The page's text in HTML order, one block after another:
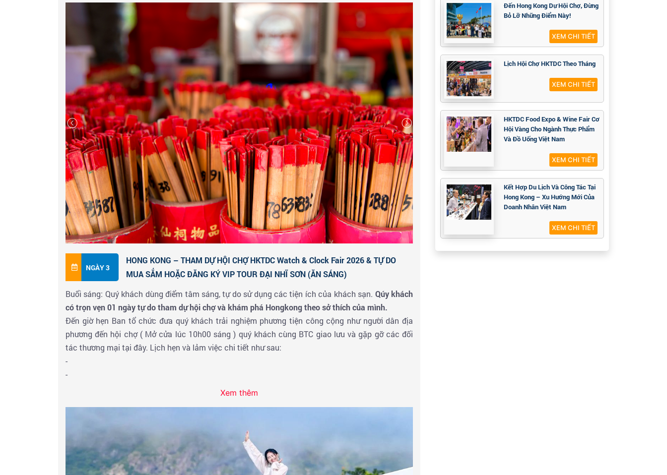
Buổi chiều : 15h00 kết thúc chương trình làm việc, Ban tổ chức đón đoàn tham quan thành phố
✓ Đại Lộ Ngôi Sao
nơi có chiều dài gần nửa km gắn 100 ngôi sao in dấu vân tay, chữ ký của các
nhân vật nổi tiếng Hồng Kông kết hợp chụp hình nơi đẹp nhất HongKong & mua sắm tại
Trung
Tâm Sản Xuất Vàng Bạc Đá Quý,Trung Tâm DFS miễn thuếvới các mặt hàng đồng hồ hiệu nổi
tiếng.
✓ Tham quan Khu văn hóa Tây Cửu Long- là trung tâm văn hóa nghệ thuật đang trên đà phát
triển với nhiều khu biểu diễn và triển lãm, không gian mở xanh tươi cùng lối dạo ven bờ rất lý tưởng
để ngắm cảnh hoàng hôn hay đi dạo lúc đêm về. Nơi đây hiện tập trung ba tụ điểm văn hóa mới
đầy thú vị và sắp tới sẽ mở thêm nhiều địa điểm khác.
✓Tham quan mua sắm tạiLangham Place- Đây là một trong những trung tâm lớn nhất ở Mong
Kok và có hơn 200 trăm cửa hàng. Phần thú vị nhất của Langham Place là thang cuốn dài 83 mét,
đây cũng là thang cuốn trong nhà dài nhất ở Hồng Kông.
✓ Khám phá ẩm thực đường phố Hong Kong tại Chợ Quý Bà (Ladies' Market)– thiên đường mua
sắm giá rẻ và nổi tiếng hàng đầu tại Hồng Kông. Quý khách thỏa sức mua sắm, tự do thưởng thức
các món ăn hấp dẫn như bánh cá, bánh bao hay thịt xiên,…cũng như cảm nhận sự náo nhiệt, sống
động của phố chợ về đêm.
Đoàn ăn tối tại nhà hàng về khách sạn 4 sao nghỉ ngơi
NGÀY 3
HONG KONG – THAM DỰ HỘI CHỢ HKTDC Watch & Clock Fair 2026 & TỰ DO
MUA SẮM HOẶC ĐĂNG KÝ VIP TOUR ĐẠI NHĨ SƠN (ĂN SÁNG)
Buổi sáng: Quý khách dùng điểm tâm sáng, tự do sử dụng các tiện ích của khách sạn. Qúy khách
có trọn vẹn 01 ngày tự do tham dự hội chợ và khám phá Hongkong theo sở thích của mình.
Đến giờ hẹn Ban tổ chức đưa quý khách trải nghiệm phương tiện công cộng như người dân địa
phương đến hội chợ ( Mở cửa lúc 10h00 sáng ) quý khách cùng BTC giao lưu và gặp gỡ các đối
tác thương mại tại đây. Lịch hẹn và lảm việc chi tiết như sau:
-
-
Buổi chiều : HDV đưa quý khách tham quan và mua sắm trải nghiệm Hongkong
Hoặc có thể đăng ký VIPTOUR: Tham quan ĐẠI NHĨ SƠN- có bức tượng Phật Thích Ca lớn nhất
châu Á. Quý khách chinh phục hệ thống cáp treo hiện đại dài nhất thế giới ngắm nhìn toàn cảnh
Xem thêm
Đến Hong Kong Dự Hội Chợ, Đừng
Bỏ Lỡ Những Điểm Này!
XEM CHI TIẾT
Lịch Hội Chợ HKTDC Theo Tháng
XEM CHI TIẾT
HKTDC Food Expo & Wine Fair Cơ
Hội Vàng Cho Ngành Thực Phẩm
Và Đồ Uống Việt Nam
XEM CHI TIẾT
Kết Hợp Du Lịch Và Công Tác Tại
Hong Kong – Xu Hướng Mới Của
Doanh Nhân Việt Nam
XEM CHI TIẾT